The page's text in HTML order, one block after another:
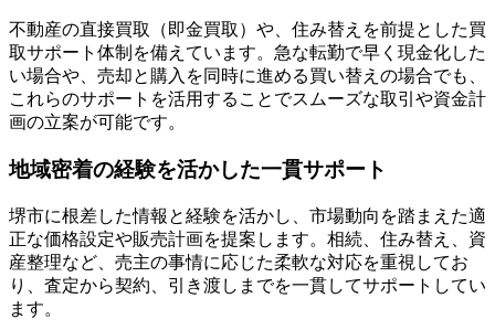
不動産の直接買取（即金買取）や、住み替えを前提とした買
取サポート体制を備えています。急な転勤で早く現金化した
い場合や、売却と購入を同時に進める買い替えの場合でも、
これらのサポートを活用することでスムーズな取引や資金計
画の立案が可能です。
地域密着の経験を活かした一貫サポート
堺市に根差した情報と経験を活かし、市場動向を踏まえた適
正な価格設定や販売計画を提案します。相続、住み替え、資
産整理など、売主の事情に応じた柔軟な対応を重視してお
り、査定から契約、引き渡しまでを一貫してサポートしてい
ます。